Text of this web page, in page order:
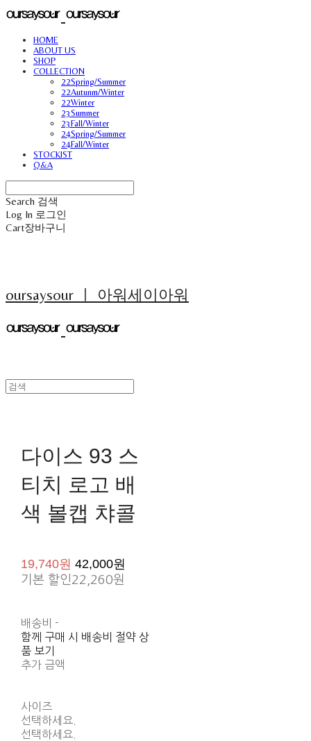
HOME
ABOUT US
SHOP
COLLECTION
22Spring/Summer
22Autunm/Winter
22Winter
23Summer
23Fall/Winter
24Spring/Summer
24Fall/Winter
STOCKIST
Q&A
Search 검색
Log In 로그인
Cart장바구니
oursaysour ㅣ 아워세이아워
다이스 93 스
티치 로고 배
색 볼캡 챠콜
19,740원 42,000원
기본 할인22,260원
배송비 -
함께 구매 시 배송비 절약 상
품 보기
추가 금액
사이즈
선택하세요.
선택하세요.